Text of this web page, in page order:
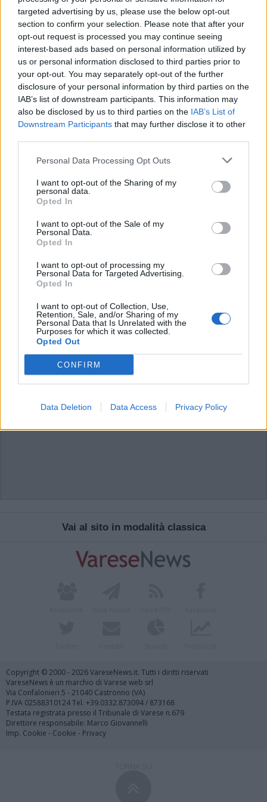
targeted advertising by us, please use the below opt-out
section to confirm your selection. Please note that after your
opt-out request is processed you may continue seeing
interest-based ads based on personal information utilized by
us or personal information disclosed to third parties prior to
your opt-out. You may separately opt-out of the further
disclosure of your personal information by third parties on the
IAB’s list of downstream participants. This information may
also be disclosed by us to third parties on the IAB’s List of
Downstream Participants that may further disclose it to other
Personal Data Processing Opt Outs
I want to opt-out of the Sharing of my
personal data.
Opted In
I want to opt-out of the Sale of my
Personal Data.
Opted In
I want to opt-out of processing my
Personal Data for Targeted Advertising.
Opted In
I want to opt-out of Collection, Use,
Retention, Sale, and/or Sharing of my
Personal Data that Is Unrelated with the
Purposes for which it was collected.
Opted Out
CONFIRM
Data Deletion Data Access Privacy Policy
ADV
Commenti
Accedioregistratiper commentare questo
commento esprime il pensiero dell'autore e non rappresenta la linea editoriale
di VareseNews.it, che rimane autonoma e indipendente. I messaggi inclusi nei
commenti non sono testi giornalistici, ma post inviati dai singoli lettori che
possono essere automaticamente pubblicati senza filtro preventivo. I commenti
Vai al sito in modalità classica
Copyright © 2000 - 2026 VareseNews.it. Tutti i diritti riservati
VareseNews è un marchio di Varese web srl
Via Confalonieri 5 - 21040 Castronno (VA)
P.IVA 02588310124 Tel. +39.0332.873094 / 873168
Testata registrata presso il Tribunale di Varese n.679
Direttore responsabile: Marco Giovannelli
Imp. Cookie - Cookie - Privacy